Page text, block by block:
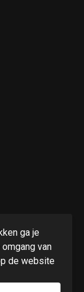
ga je
van
de website